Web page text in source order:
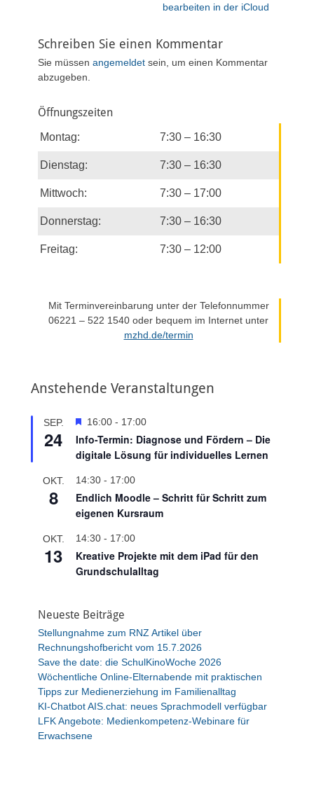
bearbeiten in der iCloud
Schreiben Sie einen Kommentar
Sie müssen angemeldet sein, um einen Kommentar
abzugeben.
Öffnungszeiten
Montag: 7:30 – 16:30
Dienstag: 7:30 – 16:30
Mittwoch: 7:30 – 17:00
Donnerstag: 7:30 – 16:30
Freitag: 7:30 – 12:00
Mit Terminvereinbarung unter der Telefonnummer
06221 – 522 1540 oder bequem im Internet unter
mzhd.de/termin
Anstehende Veranstaltungen
SEP.
24
H
e
v
o
g
e
o
b
e
16:00 - 17:00
Info-Termin: Diagnose und Fördern – Die
digitale Lösung für individuelles Lernen
OKT.
8
14:30 - 17:00
Endlich Moodle – Schritt für Schritt zum
eigenen Kursraum
OKT.
13
14:30 - 17:00
Kreative Projekte mit dem iPad für den
Grundschulalltag
Neueste Beiträge
Stellungnahme zum RNZ Artikel über
Rechnungshofbericht vom 15.7.2026
Save the date: die SchulKinoWoche 2026
Wöchentliche Online-Elternabende mit praktischen
Tipps zur Medienerziehung im Familienalltag
KI-Chatbot AIS.chat: neues Sprachmodell verfügbar
LFK Angebote: Medienkompetenz-Webinare für
Erwachsene